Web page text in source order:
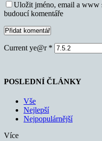
Uložit jméno, email a www
budoucí komentáře
Current ye@r *
POSLEDNÍ ČLÁNKY
Vše
Nejlepší
Nejpopulárnější
Více